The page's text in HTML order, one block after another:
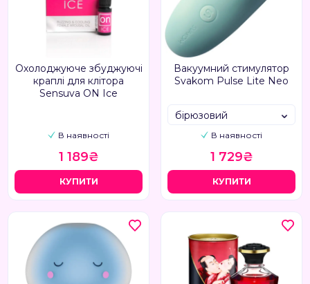
Охолоджуюче збуджуючі
краплі для клітора
Sensuva ON Ice
В наявності
1 189₴
КУПИТИ
Вакуумний стимулятор
Svakom Pulse Lite Neo
В наявності
бірюзовий
1 729₴
КУПИТИ